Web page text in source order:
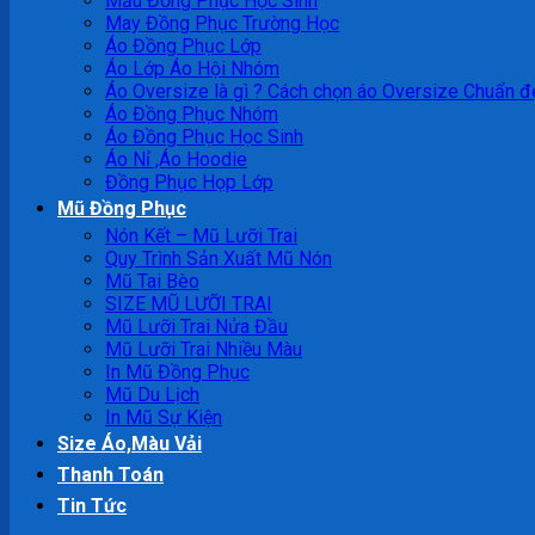
May Đồng Phục Trường Học
Áo Đồng Phục Lớp
Áo Lớp Áo Hội Nhóm
Áo Oversize là gì ? Cách chọn áo Oversize Chuẩn
Áo Đồng Phục Nhóm
Áo Đồng Phục Học Sinh
Áo Nỉ ,Áo Hoodie
Đồng Phục Họp Lớp
Mũ Đồng Phục
Nón Kết – Mũ Lưỡi Trai
Quy Trình Sản Xuất Mũ Nón
Mũ Tai Bèo
SIZE MŨ LƯỠI TRAI
Mũ Lưỡi Trai Nửa Đầu
Mũ Lưỡi Trai Nhiều Màu
In Mũ Đồng Phục
Mũ Du Lịch
In Mũ Sự Kiện
Size Áo,Màu Vải
Thanh Toán
Tin Tức